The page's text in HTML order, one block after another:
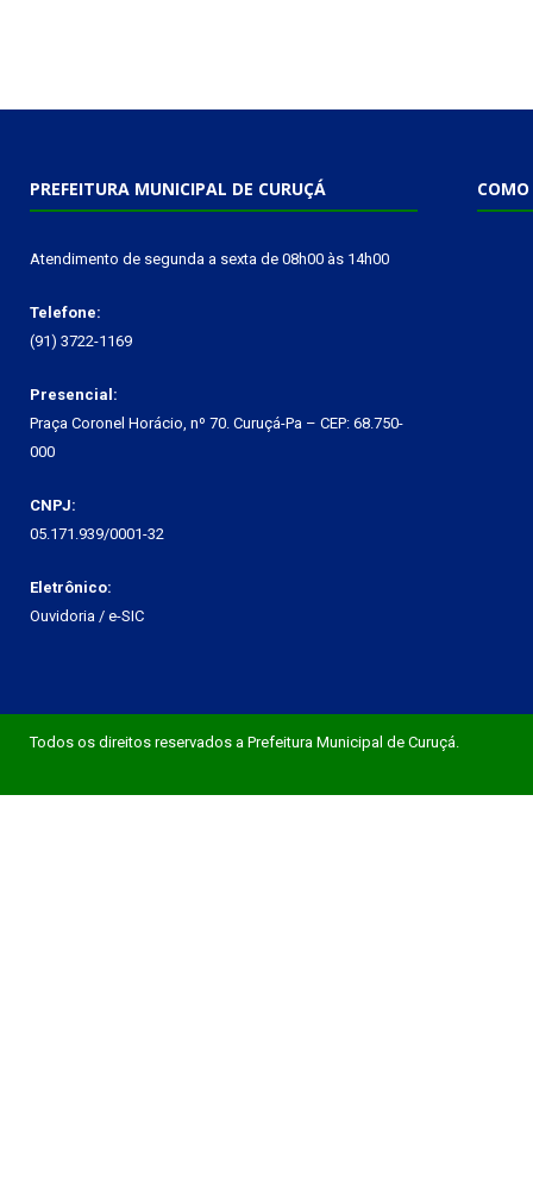
PREFEITURA MUNICIPAL DE CURUÇÁ
Atendimento de segunda a sexta de 08h00 às 14h00
Telefone:
(91) 3722-1169
Presencial:
Praça Coronel Horácio, nº 70. Curuçá-Pa – CEP: 68.750-
000
CNPJ:
05.171.939/0001-32
Eletrônico:
Ouvidoria / e-SIC
COMO
Todos os direitos reservados a Prefeitura Municipal de Curuçá.